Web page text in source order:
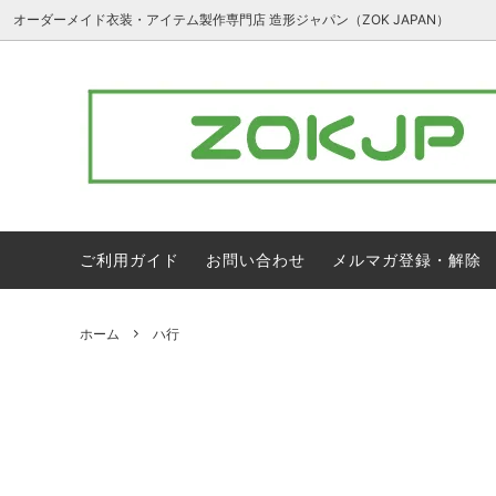
オーダーメイド衣装・アイテム製作専門店 造形ジャパン（ZOK JAPAN）
ラ行 ワ行
ご利用ガイド お問い合わせ メルマガ登録・解除
ホーム ハ行